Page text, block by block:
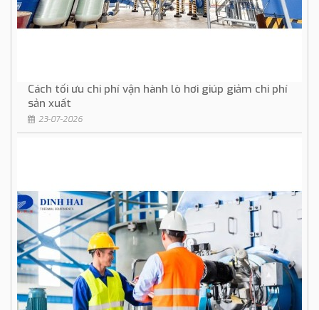
Cách tối ưu chi phí vận hành lò hơi giúp giảm chi phí
sản xuất
23-07-2026